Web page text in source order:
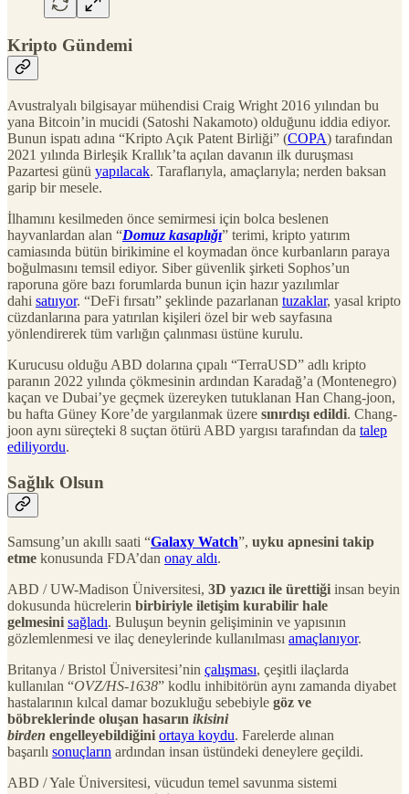
Kripto Gündemi
Avustralyalı bilgisayar mühendisi Craig Wright 2016 yılından bu
yana Bitcoin’in mucidi (Satoshi Nakamoto) olduğunu iddia ediyor.
Bunun ispatı adına “Kripto Açık Patent Birliği” (COPA) tarafından
2021 yılında Birleşik Krallık’ta açılan davanın ilk duruşması
Pazartesi günü yapılacak. Taraflarıyla, amaçlarıyla; nerden baksan
garip bir mesele.
İlhamını kesilmeden önce semirmesi için bolca beslenen
hayvanlardan alan “Domuz kasaplığı” terimi, kripto yatırım
camiasında bütün birikimine el koymadan önce kurbanların paraya
boğulmasını temsil ediyor. Siber güvenlik şirketi Sophos’un
raporuna göre bazı forumlarda bunun için hazır yazılımlar
dahi satııyor. “DeFi fırsatı” şeklinde pazarlanan tuzaklar, yasal kripto
cüzdanlarına para yatırılan kişileri özel bir web sayfasına
yönlendirerek tüm varlığın çalınması üstüne kurulu.
Kurucusu olduğu ABD dolarına çıpalı “TerraUSD” adlı kripto
paranın 2022 yılında çökmesinin ardından Karadağ’a (Montenegro)
kaçan ve Dubai’ye geçmek üzereyken tutuklanan Han Chang-joon,
bu hafta Güney Kore’de yargılanmak üzere sınırdışı edildi. Chang-
joon aynı süreçteki 8 suçtan ötürü ABD yargısı tarafından da talep
ediliyordu.
Sağlık Olsun
Samsung’un akıllı saati “Galaxy Watch”, uyku apnesini takip
etme konusunda FDA’dan onay aldı.
ABD / UW-Madison Üniversitesi, 3D yazıcı ile ürettiği insan beyin
dokusunda hücrelerin birbiriyle iletişim kurabilir hale
gelmesini sağladı. Buluşun beynin gelişiminin ve yapısının
gözlemlenmesi ve ilaç deneylerinde kullanılması amaçlanıyor.
Britanya / Bristol Üniversitesi’nin çalışması, çeşitli ilaçlarda
kullanılan “OVZ/HS-1638” kodlu inhibitörün aynı zamanda diyabet
hastalarının kılcal damar bozukluğu sebebiyle göz ve
böbreklerinde oluşan hasarın ikisini
birden engelleyebildiğini ortaya koydu. Farelerde alınan
başarılı sonuçların ardından insan üstündeki deneylere geçildi.
ABD / Yale Üniversitesi, vücudun temel savunma sistemi